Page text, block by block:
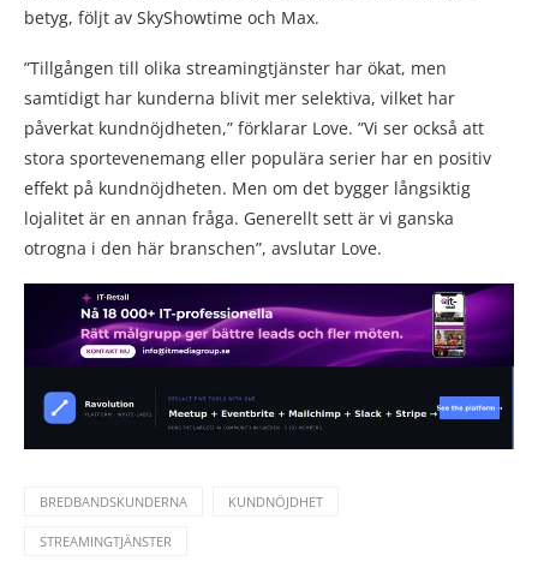
betyg, följt av SkyShowtime och Max.
”Tillgången till olika streamingtjänster har ökat, men
samtidigt har kunderna blivit mer selektiva, vilket har
påverkat kundnöjdheten,” förklarar Love. ”Vi ser också att
stora sportevenemang eller populära serier har en positiv
effekt på kundnöjdheten. Men om det bygger långsiktig
lojalitet är en annan fråga. Generellt sett är vi ganska
otrogna i den här branschen”, avslutar Love.
BREDBANDSKUNDERNA KUNDNÖJDHET
STREAMINGTJÄNSTER